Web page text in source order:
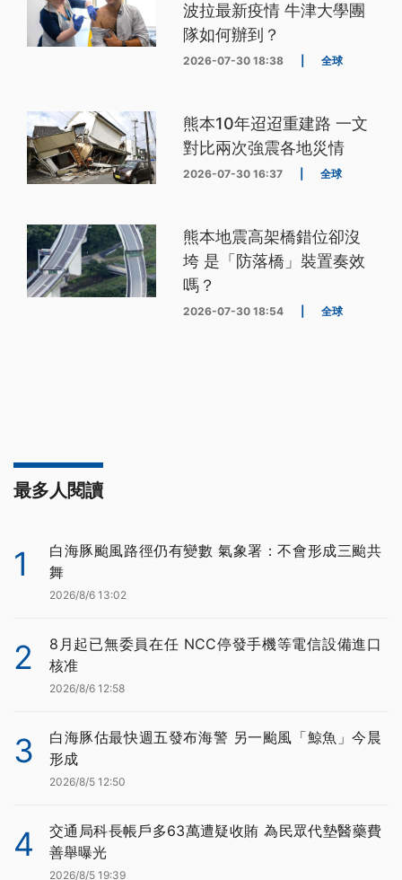
波拉最新疫情 牛津大學團
隊如何辦到？
2026-07-30 18:38 全球
熊本10年迢迢重建路 一文
對比兩次強震各地災情
2026-07-30 16:37 全球
熊本地震高架橋錯位卻沒
垮 是「防落橋」裝置奏效
嗎？
2026-07-30 18:54 全球
最多人閱讀
1
白海豚颱風路徑仍有變數 氣象署：不會形成三颱共
舞
2026/8/6 13:02
2
8月起已無委員在任 NCC停發手機等電信設備進口
核准
2026/8/6 12:58
3
白海豚估最快週五發布海警 另一颱風「鯨魚」今晨
形成
2026/8/5 12:50
4
交通局科長帳戶多63萬遭疑收賄 為民眾代墊醫藥費
善舉曝光
2026/8/5 19:39